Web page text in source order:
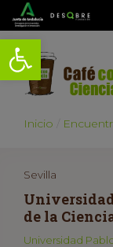
Abrir barra de
Inicio
Sevilla
de la
Universidad